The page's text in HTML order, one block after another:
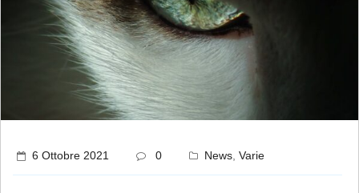
6 Ottobre 2021 0 News Varie